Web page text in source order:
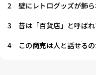
2
壁にレトログッズが飾
3
昔は「百貨店」と呼ば
4
この商売は人と話せる